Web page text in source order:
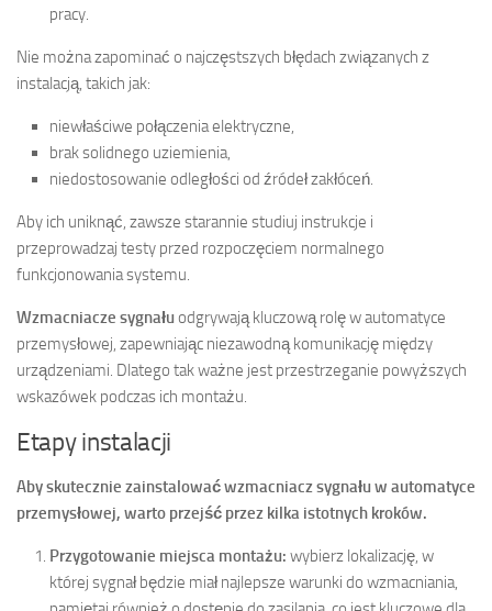
pracy.
Nie można zapominać o najczęstszych błędach związanych z
instalacją, takich jak:
niewłaściwe połączenia elektryczne,
brak solidnego uziemienia,
niedostosowanie odległości od źródeł zakłóceń.
Aby ich uniknąć, zawsze starannie studiuj instrukcje i
przeprowadzaj testy przed rozpoczęciem normalnego
funkcjonowania systemu.
Wzmacniacze sygnałuodgrywają kluczową rolę w automatyce
przemysłowej, zapewniając niezawodną komunikację między
urządzeniami. Dlatego tak ważne jest przestrzeganie powyższych
wskazówek podczas ich montażu.
Etapy instalacji
Aby skutecznie zainstalować wzmacniacz sygnału w automatyce
przemysłowej, warto przejść przez kilka istotnych kroków.
Przygotowanie miejsca montażu: wybierz lokalizację, w
której sygnał będzie miał najlepsze warunki do wzmacniania,